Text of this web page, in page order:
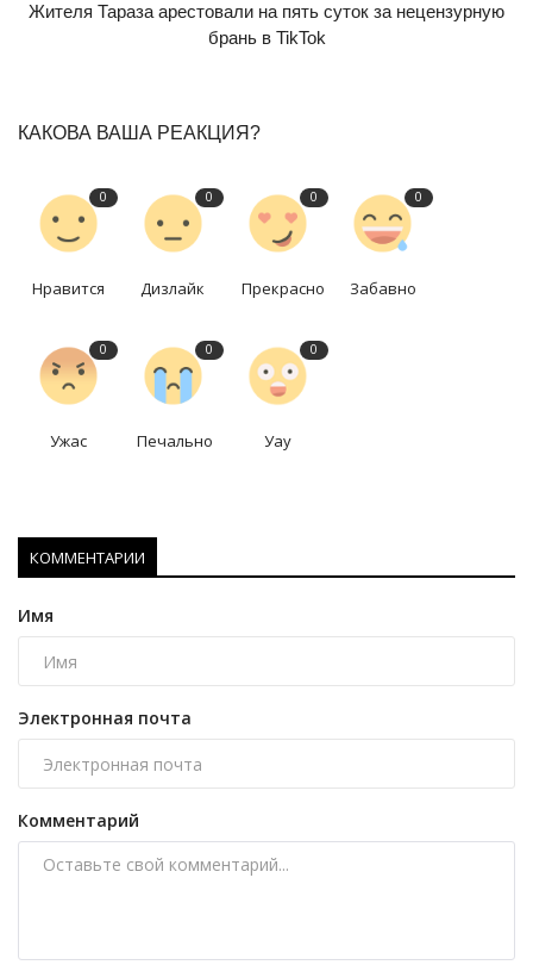
Жителя Тараза арестовали на пять суток за нецензурную
брань в TikTok
КАКОВА ВАША РЕАКЦИЯ?
0
Нравится
0
Дизлайк
0
Прекрасно
0
Забавно
0
Ужас
0
Печально
0
Уау
КОММЕНТАРИИ
Имя
Электронная почта
Комментарий